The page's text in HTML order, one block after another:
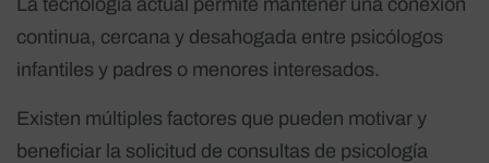
La tecnología actual permite mantener una conexión
continua, cercana y desahogada entre psicólogos
infantiles y padres o menores interesados.
Existen múltiples factores que pueden motivar y
beneficiar la solicitud de consultas de psicología